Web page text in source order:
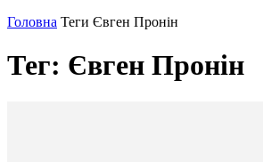
Головна Теги Євген Пронін
Тег: Євген Пронін